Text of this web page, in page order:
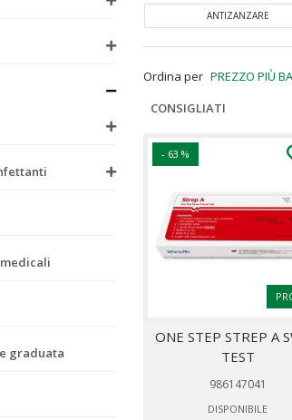
graduata
Ordina per PREZZO PIÙ
CONSIGLIATI
- 63 %
ONE STEP STREP A
TEST
986147041
DISPONIBILE